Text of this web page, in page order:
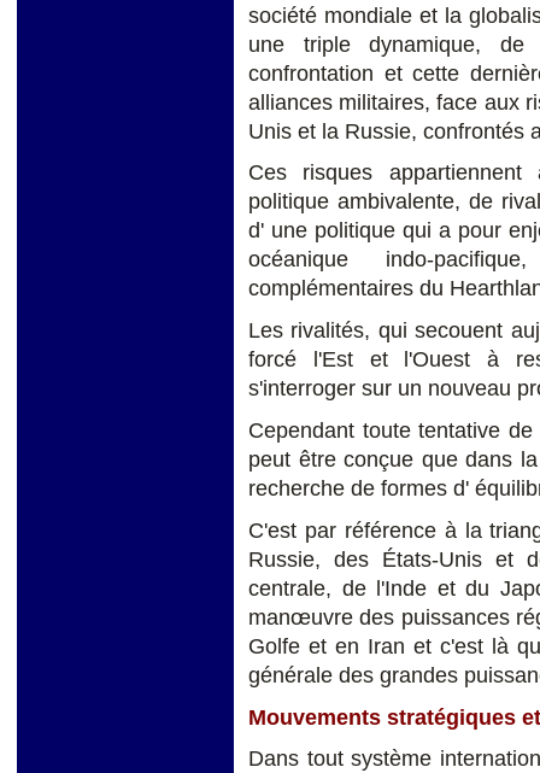
société mondiale et la
une triple dynamique, de
confrontation et cette
alliances militaires, face aux
Unis et la Russie, confrontés
Ces risques
politique ambivalente, de
d' une politique qui a pour
océanique indo-
complémentaires du
Les rivalités, qui secouent
forcé l'Est et l'Ouest à
s'interroger sur un nouveau
Cependant toute tentative
peut être conçue que dans
recherche de formes d'
C'est par référence à la
Russie, des États-Unis et
centrale, de l'Inde et du
manœuvre des puissances
Golfe et en Iran et c'est là
générale des grandes
Mouvements stratégiques
Dans tout système